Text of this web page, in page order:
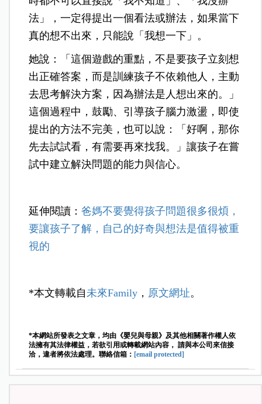
法」，一定得提出一個看法或辦法，如果當下
真的想不出來，只能說「我想一下」。
她說：「這個遊戲的重點，不是要孩子立刻想
出正確答案，而是訓練孩子不依賴他人，主動
去思考解決方案，因為辦法是人想出來的。」
這個過程中，鼓勵、引導孩子腦力激盪，即使
提出的方法不完美，也可以說：「好啊，那你
先去試試看，有需要再來找我。」讓孩子在嘗
試中建立解決問題的能力與信心。
延伸閱讀：爸媽不要覺得孩子問題很多很煩，
要讓孩子了解，自己的好奇與想法是值得被重
視的
*本文轉載自 未來Family ， 原文網址。
*本網站所發表之文章，均由《嬰兒與母親》及其他相關著作權人依
法擁有其法律權益，若欲引用或轉載網站內容， 請與本公司來信接
洽，違者將依法處理。聯絡信箱： [email protected]